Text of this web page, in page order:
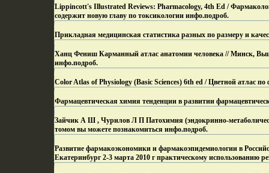
Lippincott's Illustrated Reviews: Pharmacology, 4th Ed /
содержит новую главу по токсикологии инфо.подроб.
Прикладная медицинская статистика разных по размеру и
Ханц Фениш Карманный атлас анатомии человека // Минск,
инфо.подроб.
Color Atlas of Physiology (Basic Sciences) 6th ed / Цветной атлас
Фармацевтическая химия тенденции в развитии
Зайчик А Ш , Чурилов Л П Патохимия (эндокринно-
томом вы можете познакомиться инфо.подроб.
Развитие фармакоэкономики и фармакоэпидемиологии в
Екатеринбург 2-3 марта 2010 г практическому использованию